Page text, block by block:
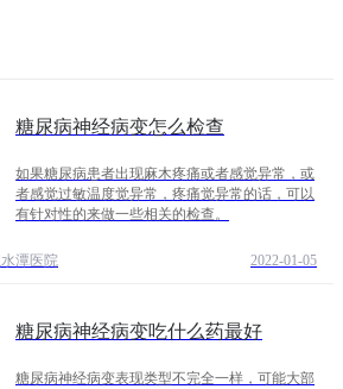
糖尿病神经病变怎么检查
如果糖尿病患者出现麻木疼痛或者感觉异常，或
者感觉过敏温度觉异常，疼痛觉异常的话，可以
有针对性的来做一些相关的检查。
潭医院 2022-01-05
糖尿病神经病变吃什么药最好
糖尿病神经病变表现类型不完全一样，可能大部